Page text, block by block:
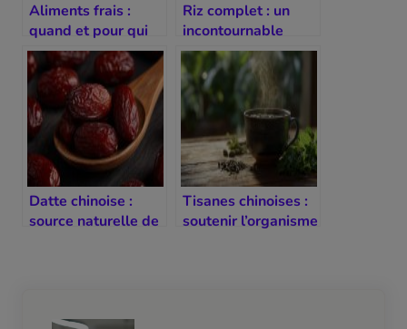
Aliments frais :
quand et pour qui
sont-ils
recommandés ?
Riz complet : un
incontournable
dans la diététique
chinoise
Datte chinoise :
source naturelle de
Tisanes chinoises :
soutenir l’organisme